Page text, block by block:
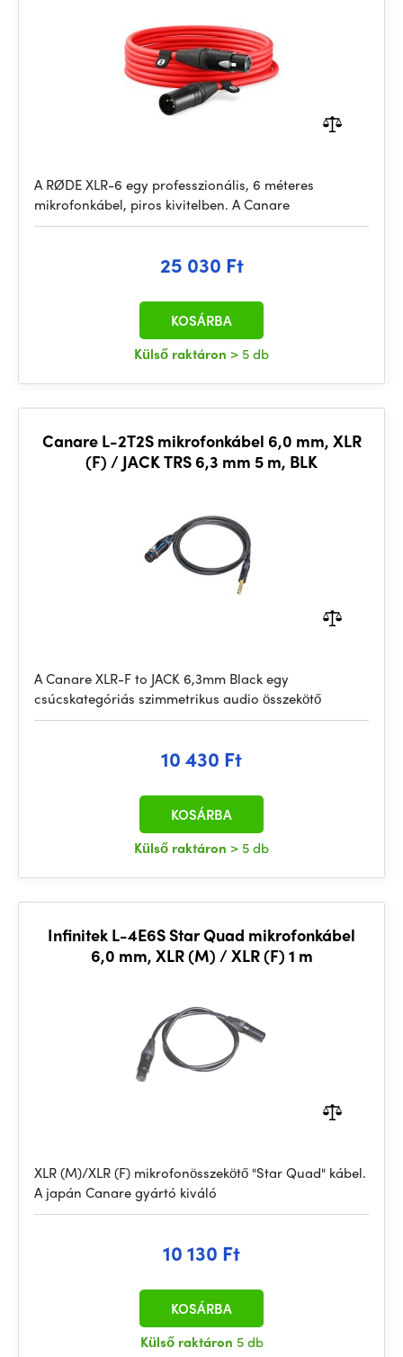
A RØDE XLR-6 egy professzionális, 6 méteres
mikrofonkábel, piros kivitelben. A Canare
25 030 Ft
Külső raktáron > 5 db
KOSÁRBA
Canare L-2T2S mikrofonkábel 6,0 mm, XLR
(F) / JACK TRS 6,3 mm 5 m, BLK
A Canare XLR-F to JACK 6,3mm Black egy
csúcskategóriás szimmetrikus audio összekötő
10 430 Ft
Külső raktáron > 5 db
KOSÁRBA
Infinitek L-4E6S Star Quad mikrofonkábel
6,0 mm, XLR (M) / XLR (F) 1 m
XLR (M)/XLR (F) mikrofonösszekötő "Star Quad" kábel.
A japán Canare gyártó kiváló
10 130 Ft
Külső raktáron 5 db
KOSÁRBA